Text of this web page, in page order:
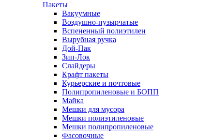
Пакеты
Вакуумные
Воздушно-пузырчатые
Вспененный полиэтилен
Вырубная ручка
Дой-Пак
Зип-Лок
Слайдеры
Крафт пакеты
Курьерские и почтовые
Полипропиленовые и БОПП
Майка
Мешки для мусора
Мешки полиэтиленовые
Мешки полипропиленовые
Фасовочные